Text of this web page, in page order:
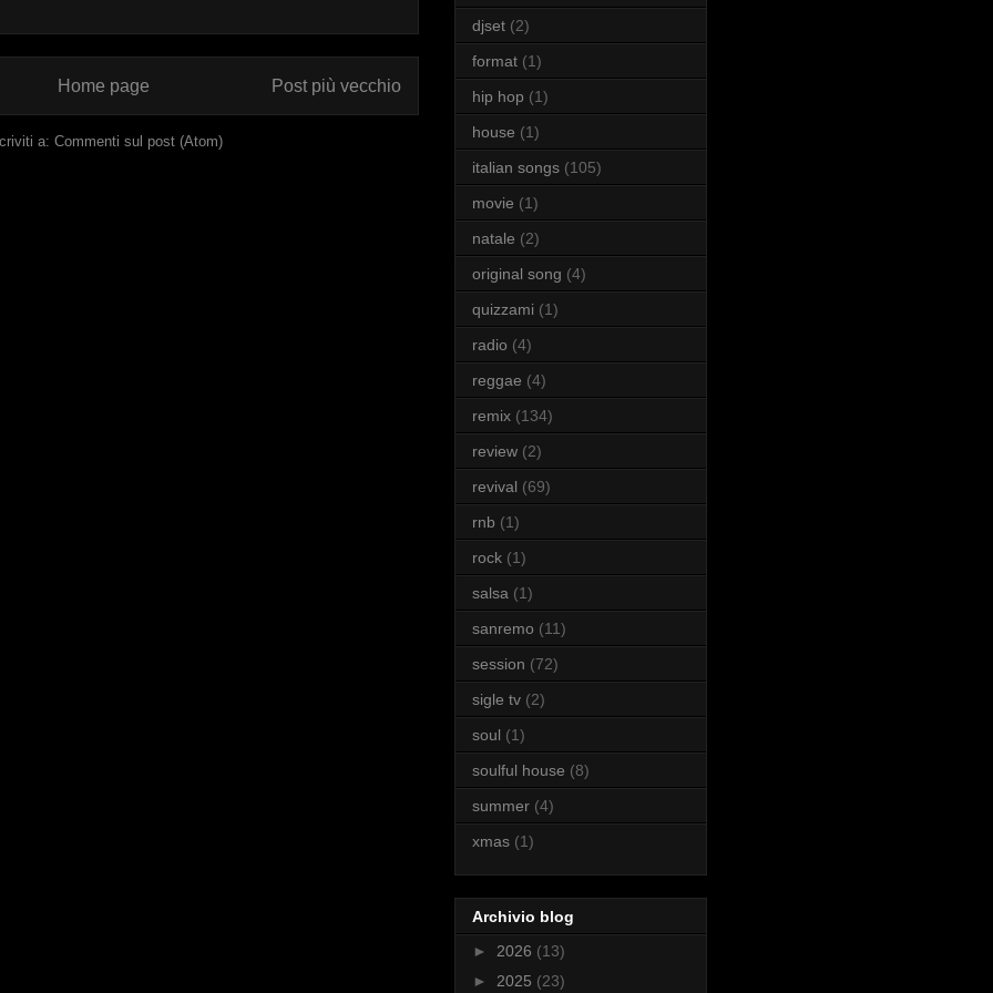
Post più vecchio
Home page
a: Commenti sul post (Atom)
djset (2)
format (1)
hip hop (1)
house (1)
italian songs (105)
movie (1)
natale (2)
original song (4)
quizzami (1)
radio (4)
reggae (4)
remix (134)
review (2)
revival (69)
rnb (1)
rock (1)
salsa (1)
sanremo (11)
session (72)
sigle tv (2)
soul (1)
soulful house (8)
summer (4)
xmas (1)
Archivio blog
► 2026 (13)
► 2025 (23)